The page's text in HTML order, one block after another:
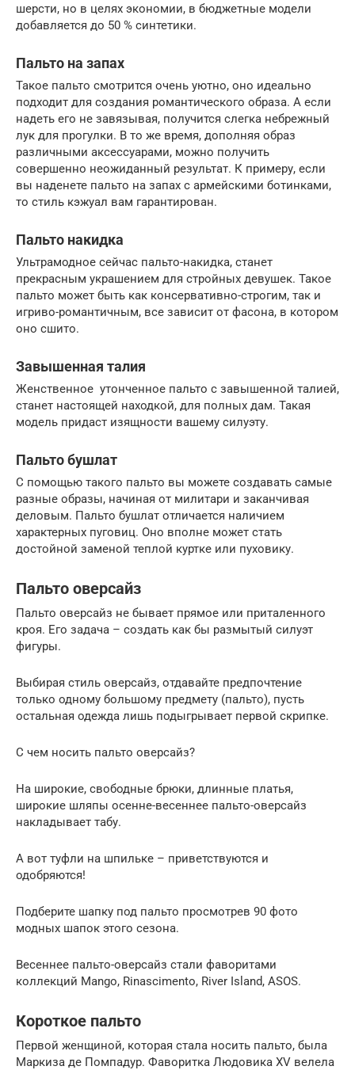
шерсти, но в целях экономии, в бюджетные модели
добавляется до 50 % синтетики.
Пальто на запах
Такое пальто смотрится очень уютно, оно идеально
подходит для создания романтического образа. А если
надеть его не завязывая, получится слегка небрежный
лук для прогулки. В то же время, дополняя образ
различными аксессуарами, можно получить
совершенно неожиданный результат. К примеру, если
вы наденете пальто на запах с армейскими ботинками,
то стиль кэжуал вам гарантирован.
Пальто накидка
Ультрамодное сейчас пальто-накидка, станет
прекрасным украшением для стройных девушек. Такое
пальто может быть как консервативно-строгим, так и
игриво-романтичным, все зависит от фасона, в котором
оно сшито.
Завышенная талия
Женственное утонченное пальто с завышенной талией,
станет настоящей находкой, для полных дам. Такая
модель придаст изящности вашему силуэту.
Пальто бушлат
С помощью такого пальто вы можете создавать самые
разные образы, начиная от милитари и заканчивая
деловым. Пальто бушлат отличается наличием
характерных пуговиц. Оно вполне может стать
достойной заменой теплой куртке или пуховику.
Пальто оверсайз
Пальто оверсайз не бывает прямое или приталенного
кроя. Его задача – создать как бы размытый силуэт
фигуры.
Выбирая стиль оверсайз, отдавайте предпочтение
только одному большому предмету (пальто), пусть
остальная одежда лишь подыгрывает первой скрипке.
С чем носить пальто оверсайз?
На широкие, свободные брюки, длинные платья,
широкие шляпы осенне-весеннее пальто-оверсайз
накладывает табу.
А вот туфли на шпильке – приветствуются и
одобряются!
Подберите шапку под пальто просмотрев 90 фото
модных шапок этого сезона.
Весеннее пальто-оверсайз стали фаворитами
коллекций Mango, Rinascimento, River Island, ASOS.
Короткое пальто
Первой женщиной, которая стала носить пальто, была
Маркиза де Помпадур. Фаворитка Людовика XV велела